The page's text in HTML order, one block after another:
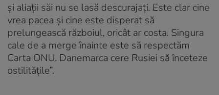
şi aliaţii săi nu se lasă descurajaţi. Este clar cine
vrea pacea şi cine este disperat să
prelungească războiul, oricât ar costa. Singura
cale de a merge înainte este să respectăm
Carta ONU. Danemarca cere Rusiei să înceteze
ostilităţile”.